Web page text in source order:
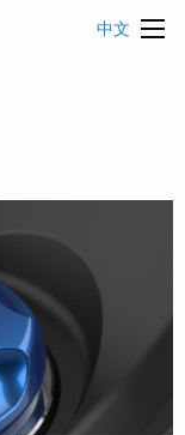
中文